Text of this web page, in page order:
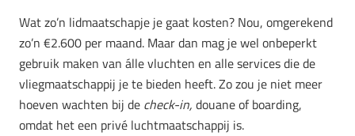
Wat zo’n lidmaatschapje je gaat kosten? Nou, omgerekend
zo’n €2.600 per maand. Maar dan mag je wel onbeperkt
gebruik maken van álle vluchten en alle services die de
vliegmaatschappij je te bieden heeft. Zo zou je niet meer
hoeven wachten bij de check-in, douane of boarding,
omdat het een privé luchtmaatschappij is.